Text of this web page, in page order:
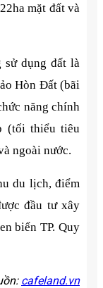
mặt đất và
sử dụng đất là
Hòn Đất (bãi
năng chính
(tối thiểu tiêu
ngoài nước.
du lịch, điểm
đầu tư xây
biển TP. Quy
cafeland.vn